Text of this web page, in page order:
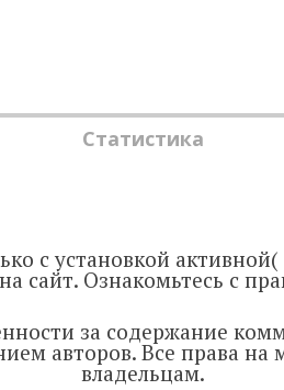
Статистика
с установкой
сайт. Ознакомьтесь с
за содержание
авторов. Все права
владельцам.